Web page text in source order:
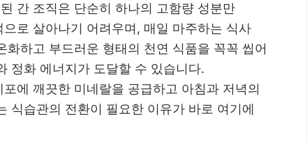
간 조직은 단순히 하나의 고함량 성분만
로 살아나기 어려우며, 매일 마주하는 식사
하고 부드러운 형태의 천연 식품을 꼭꼭 씹어
정화 에너지가 도달할 수 있습니다.
에 깨끗한 미네랄을 공급하고 아침과 저녁의
식습관의 전환이 필요한 이유가 바로 여기에